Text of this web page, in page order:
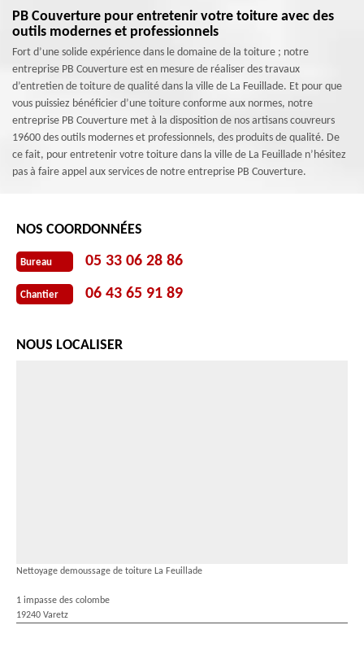
PB Couverture pour entretenir votre toiture avec des
outils modernes et professionnels
Fort d’une solide expérience dans le domaine de la toiture ; notre
entreprise PB Couverture est en mesure de réaliser des travaux
d’entretien de toiture de qualité dans la ville de La Feuillade. Et pour que
vous puissiez bénéficier d’une toiture conforme aux normes, notre
entreprise PB Couverture met à la disposition de nos artisans couvreurs
19600 des outils modernes et professionnels, des produits de qualité. De
ce fait, pour entretenir votre toiture dans la ville de La Feuillade n’hésitez
pas à faire appel aux services de notre entreprise PB Couverture.
NOS COORDONNÉES
Bureau 05 33 06 28 86
Chantier 06 43 65 91 89
NOUS LOCALISER
Nettoyage demoussage de toiture La Feuillade
1 impasse des colombe
19240 Varetz